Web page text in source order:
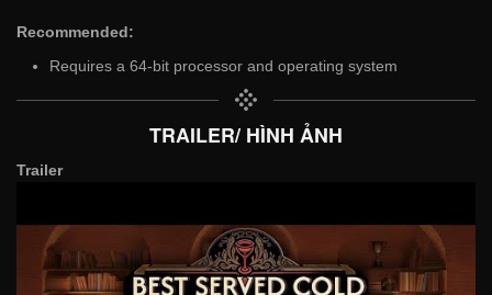
Recommended:
Requires a 64-bit processor and operating system
TRAILER/ HÌNH ẢNH
Trailer